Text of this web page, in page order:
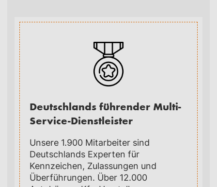
Deutschlands führender Multi-
Service-Dienstleister
Unsere 1.900 Mitarbeiter sind
Deutschlands Experten für
Kennzeichen, Zulassungen und
Überführungen. Über 12.000